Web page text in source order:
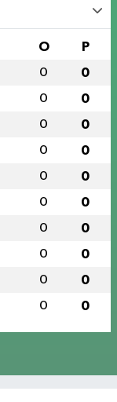
O P
0 0
0 0
0 0
0 0
0 0
0 0
0 0
0 0
0 0
0 0